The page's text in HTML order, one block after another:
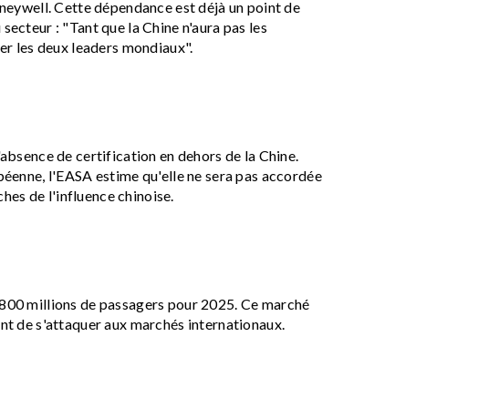
Cette dépendance est déjà un point de
: "Tant que la Chine n'aura pas les
les deux leaders mondiaux".
de certification en dehors de la Chine.
l'EASA estime qu'elle ne sera pas accordée
de l'influence chinoise.
millions de passagers pour 2025. Ce marché
de s'attaquer aux marchés internationaux.